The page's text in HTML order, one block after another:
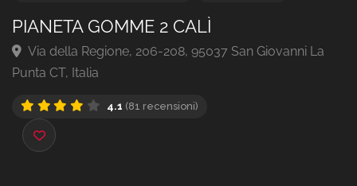
PIANETA GOMME 2 CALÌ
Via della Regione, 206-208, 95037 San Giovanni La